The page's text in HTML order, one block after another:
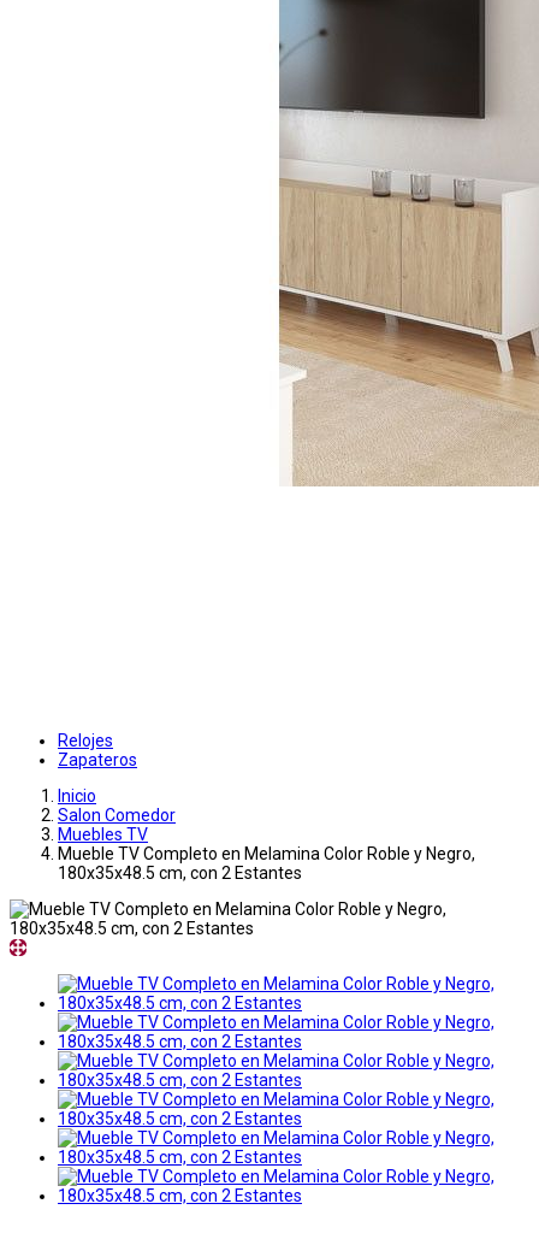
Relojes
Zapateros
Inicio
Salon Comedor
Muebles TV
Mueble TV Completo en Melamina Color Roble y Negro,
180x35x48.5 cm, con 2 Estantes